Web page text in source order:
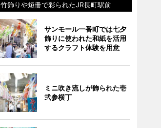
竹飾りや短冊で彩られたJR長町駅前
サンモール一番町では七夕
飾りに使われた和紙を活用
するクラフト体験を用意
ミニ吹き流しが飾られた壱
弐参横丁